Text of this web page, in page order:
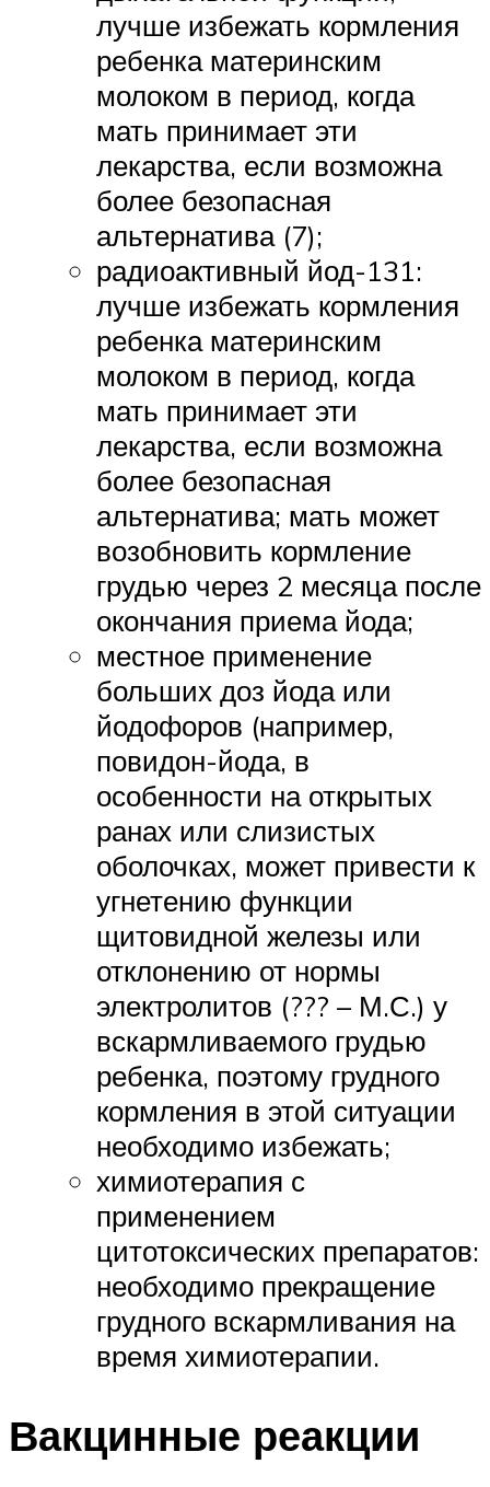
лучше избежать кормления
ребенка материнским
молоком в период, когда
мать принимает эти
лекарства, если возможна
более безопасная
альтернатива (7);
радиоактивный йод-131:
лучше избежать кормления
ребенка материнским
молоком в период, когда
мать принимает эти
лекарства, если возможна
более безопасная
альтернатива; мать может
возобновить кормление
грудью через 2 месяца после
окончания приема йода;
местное применение
больших доз йода или
йодофоров (например,
повидон-йода, в
особенности на открытых
ранах или слизистых
оболочках, может привести к
угнетению функции
щитовидной железы или
отклонению от нормы
электролитов (??? – М.С.) у
вскармливаемого грудью
ребенка, поэтому грудного
кормления в этой ситуации
необходимо избежать;
химиотерапия с
применением
цитотоксических препаратов:
необходимо прекращение
грудного вскармливания на
время химиотерапии.
Вакцинные реакции